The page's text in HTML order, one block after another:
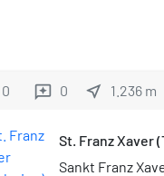
0 reviews 0 near_me 1.236 m
St. Franz Xaver
Sankt Franz